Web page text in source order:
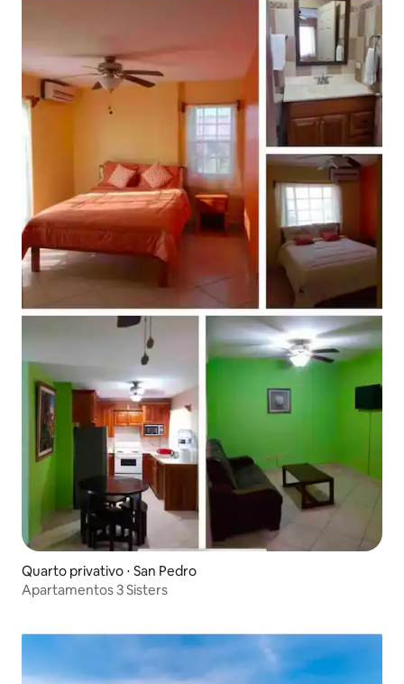
Quarto privativo ⋅ San Pedro
Apartamentos 3 Sisters